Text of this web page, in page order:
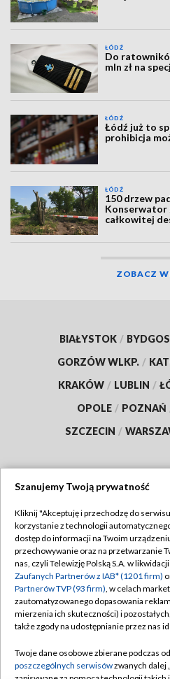
ŁÓDŹ
Do
mln zł na
ŁÓDŹ
Łódź już to
prohibicja
ŁÓDŹ
150 drzew
Konserwator
całkowitej
ZOBACZ
BIAŁYSTOK /
GORZÓW WLKP. /
KRAKÓW / LUBLIN /
OPOLE / POZNAŃ
SZCZECIN /
Abonament TVP
Emisja w TVP
Centrum informacji TVP
Naziemna Telewizja Cyfrowa
Rada Programowa
Polityka
Moje
Szanujemy Twoją prywatność
Kliknij "Akceptuję i przechodzę do
korzystanie z technologii
dostęp do informacji na Twoim
przechowywanie oraz na przetwarzanie
nas, czyli Telewizję Polską S.A. w
Zaufanych Partnerów z IAB* (1201 firm)
Partnerów TVP (93 firm), w celach
zautomatyzowanego dopasowania
mierzenia ich skuteczności) i
także zgody na udostępnianie przez nas
Twoje dane osobowe zbierane podczas
poszczególnych serwisówzwanych dalej